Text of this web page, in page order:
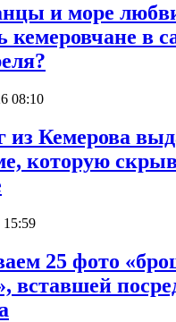
и море
кемеровчане в
08:10
из Кемерова
которую
25 фото
вставшей